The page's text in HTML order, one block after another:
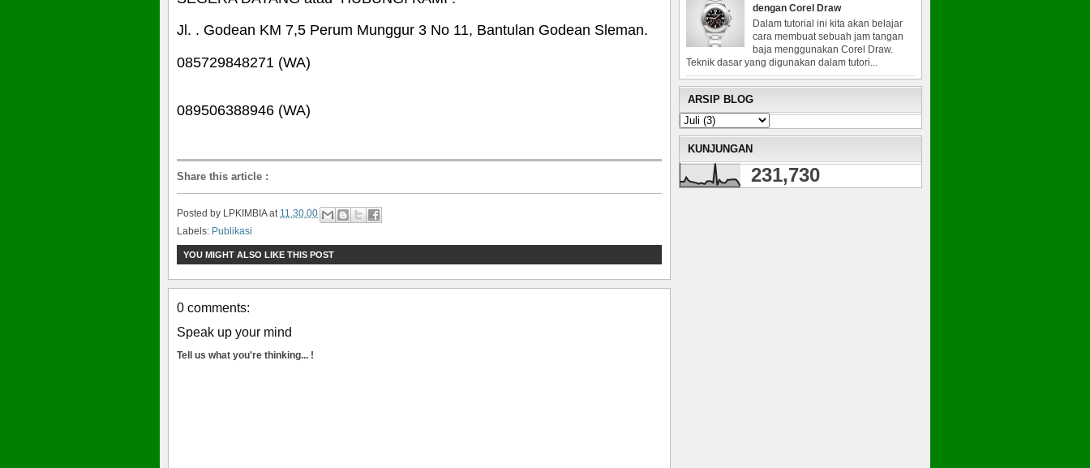
Jl. . Godean KM 7,5 Perum Munggur 3 No 11, Bantulan Godean Sleman.
085729848271 (WA)
089506388946 (WA)
Share this article :
Posted by LPKIMBIA at 11.30.00
Labels: Publikasi
YOU MIGHT ALSO LIKE THIS POST
0 comments:
Speak up your mind
Tell us what you're thinking... !
dengan Corel Draw
Dalam tutorial ini kita akan belajar
cara membuat sebuah jam tangan
baja menggunakan Corel Draw.
Teknik dasar yang digunakan dalam tutori...
ARSIP BLOG
KUNJUNGAN
231,730